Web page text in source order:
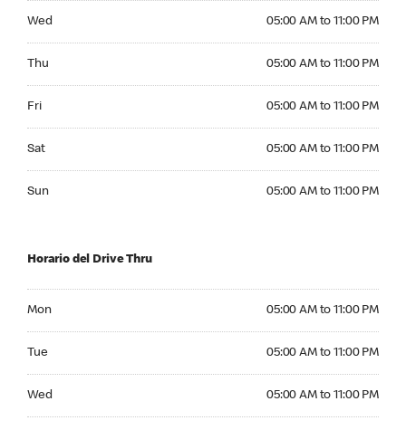
Wed 05:00 AM to 11:00 PM
Thu 05:00 AM to 11:00 PM
Fri 05:00 AM to 11:00 PM
Sat 05:00 AM to 11:00 PM
Sun 05:00 AM to 11:00 PM
Horario del Drive Thru
Mon 05:00 AM to 11:00 PM
Tue 05:00 AM to 11:00 PM
Wed 05:00 AM to 11:00 PM